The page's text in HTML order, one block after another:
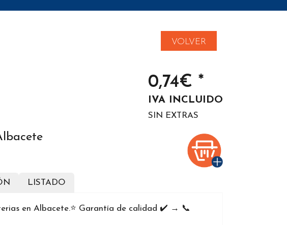
VOLVER
0,74€ *
IVA INCLUIDO
SIN EXTRAS
LISTADO
en Albacete.⭐️ Garantía de calidad ✔️ → 📞